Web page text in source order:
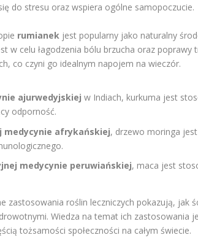
do stresu oraz wspiera ogólne samopoczucie.
rumianek jest popularny jako naturalny
w celu łagodzenia bólu brzucha oraz poprawy
co czyni go idealnym napojem na wieczór.
ajurwedyjskiej w Indiach, kurkuma jest
odporność.
medycynie afrykańskiej, drzewo moringa
medycynie peruwiańskiej, maca jest
zastosowania roślin leczniczych pokazują, jak
Wiedza na temat ich zastosowania
tożsamości społeczności na całym świecie.